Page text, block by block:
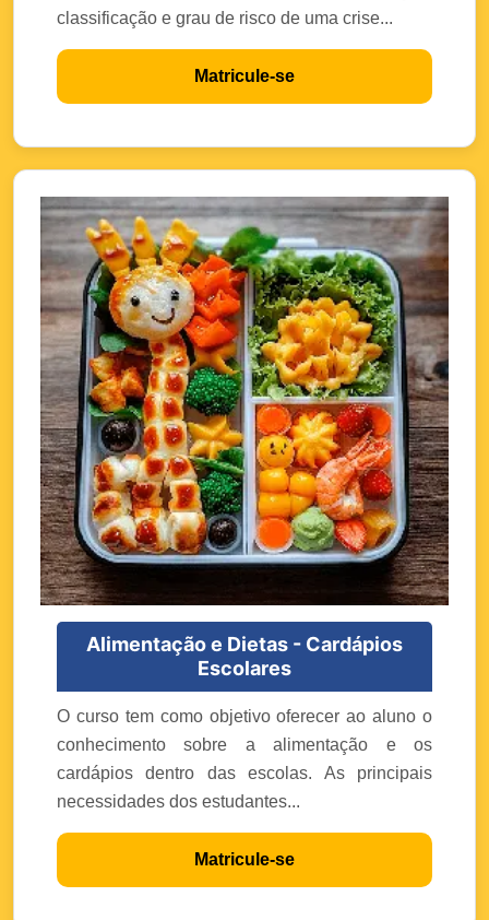
classificação e grau de risco de uma crise...
Matricule-se
Alimentação e Dietas - Cardápios
Escolares
O curso tem como objetivo oferecer ao aluno o
conhecimento sobre a alimentação e os
cardápios dentro das escolas. As principais
necessidades dos estudantes...
Matricule-se